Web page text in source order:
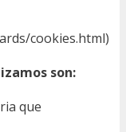
cookies.html)
son:
que